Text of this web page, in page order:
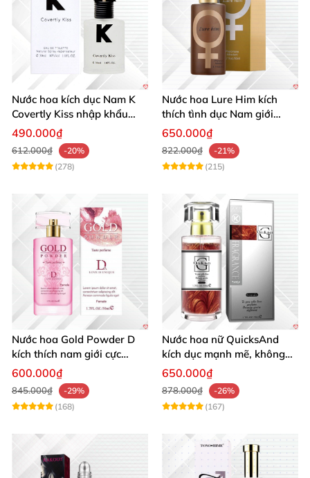
Nước hoa kích dục Nam K
Covertly Kiss nhập khẩu
chính hãng quyến rũ
490.000₫
612.000₫
-20%
(278)
Nước hoa Lure Him kích
thích tình dục Nam giới
không mùi loại cực mạnh
650.000₫
822.000₫
-21%
(215)
Nước hoa Gold Powder D
kích thích nam giới cực
mạnh tăng cường ham
600.000₫
845.000₫
-29%
(168)
Nước hoa nữ QuicksAnd
kích dục mạnh mẽ, không
mùi, quyến rũ chàng
650.000₫
878.000₫
-26%
(167)